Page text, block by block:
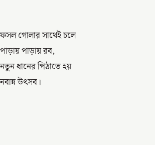
ফসল গোলার সাথেই চলে
পাড়ায় পাড়ায় রব,
নতুন ধানের পিঠাতে হয়
নবান্ন উৎসব।